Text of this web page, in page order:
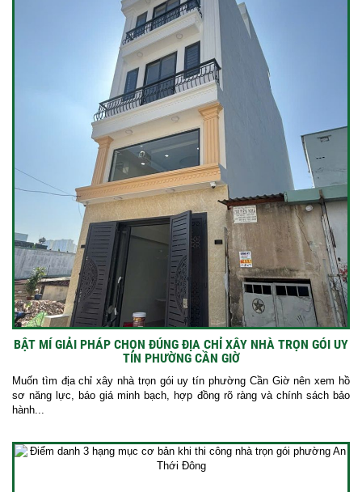
BẬT MÍ GIẢI PHÁP CHỌN ĐÚNG ĐỊA CHỈ XÂY NHÀ TRỌN GÓI UY
TÍN PHƯỜNG CẦN GIỜ
Muốn tìm địa chỉ xây nhà trọn gói uy tín phường Cần Giờ nên xem hồ
sơ năng lực, báo giá minh bạch, hợp đồng rõ ràng và chính sách bảo
hành...